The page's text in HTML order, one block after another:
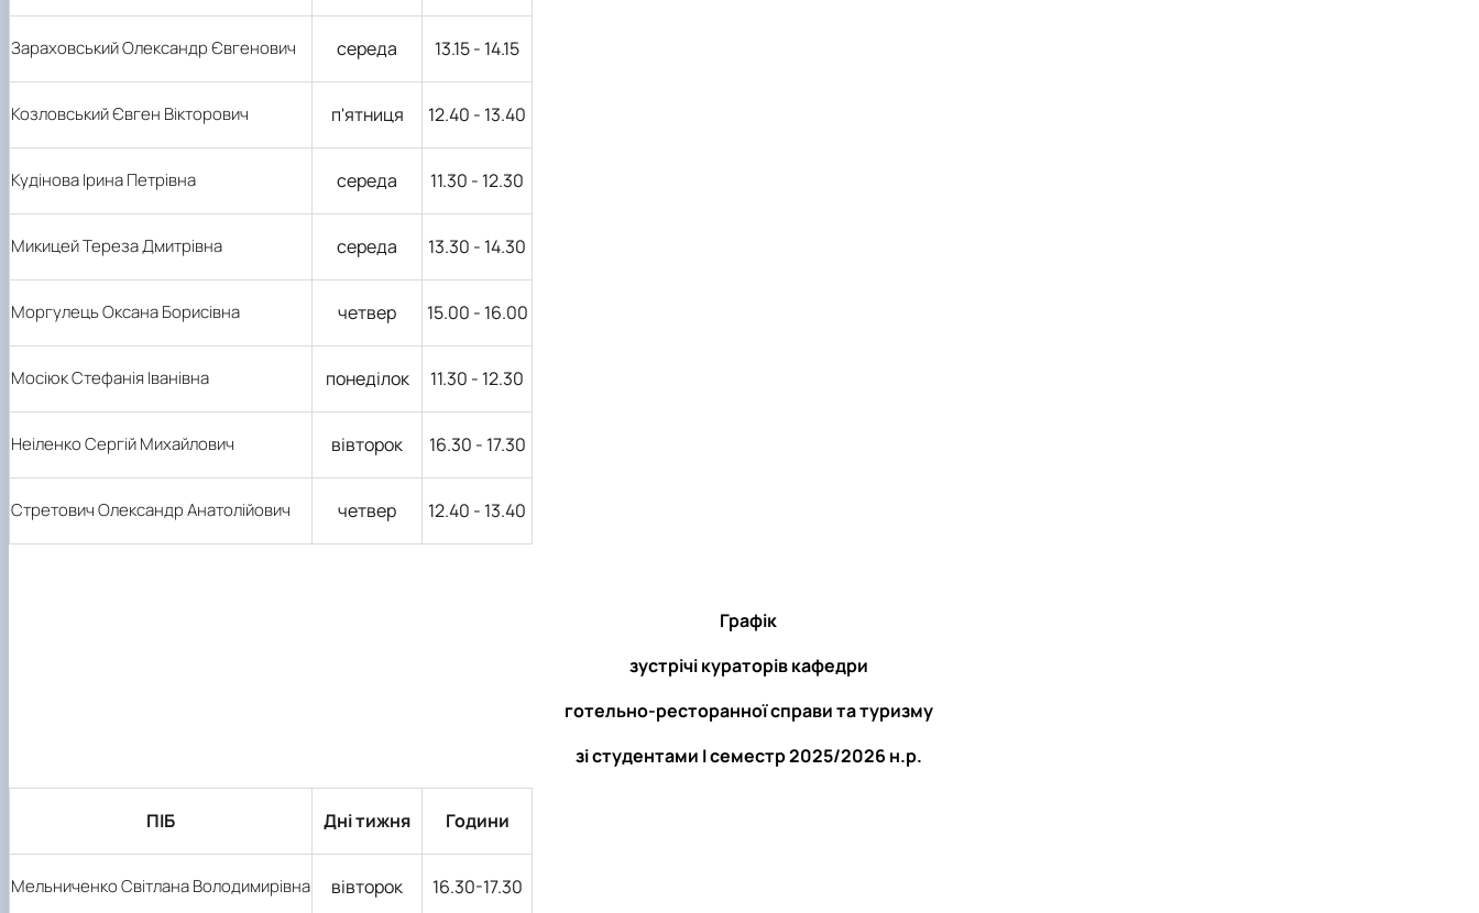
Зараховський Олександр Євгенович середа 13.15 - 14.15
Козловський Євген Вікторович п'ятниця 12.40 - 13.40
Кудінова Ірина Петрівна середа 11.30 - 12.30
Микицей Тереза Дмитрівна середа 13.30 - 14.30
Моргулець Оксана Борисівна четвер 15.00 - 16.00
Мосіюк Стефанія Іванівна понеділок 11.30 - 12.30
Неіленко Сергій Михайлович вівторок 16.30 - 17.30
Стретович Олександр Анатолійович четвер 12.40 - 13.40
Графік
зустрічі кураторів кафедри
готельно-ресторанної справи та туризму
зі студентами І семестр 2025/2026 н.р.
ПІБ Дні тижня Години
Мельниченко Світлана Володимирівна вівторок 16.30-17.30